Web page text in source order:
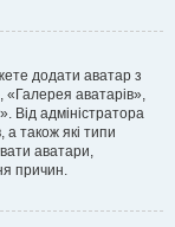
додати аватар з
«Галерея аватарів»,
Від адміністратора
а також які типи
аватари,
причин.